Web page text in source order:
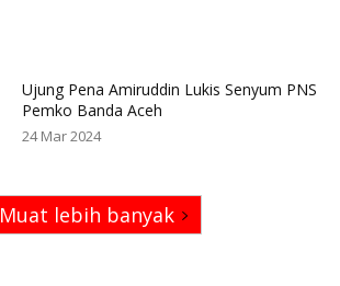
Ujung Pena Amiruddin Lukis Senyum PNS
Pemko Banda Aceh
24 Mar 2024
Muat lebih banyak